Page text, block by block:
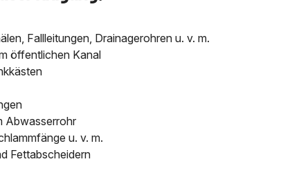
Fallleitungen, Drainagerohren u. v. m.
öffentlichen Kanal
Abwasserrohr
u. v. m.
Fettabscheidern